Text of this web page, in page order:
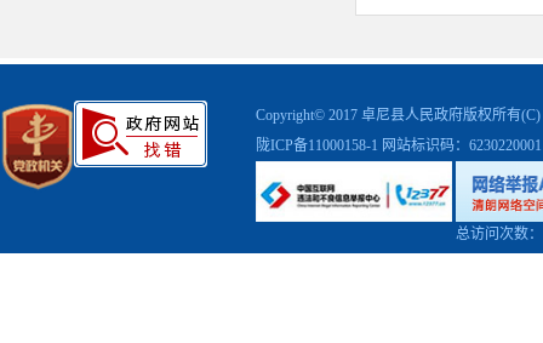
农村公路“
工作同“美
实。
(二)
内乡道、村
数据清晰、
Copyright© 2017 卓尼县人民政府版权所有
陇ICP备11000158-1 网站标识码：
总访问次数：